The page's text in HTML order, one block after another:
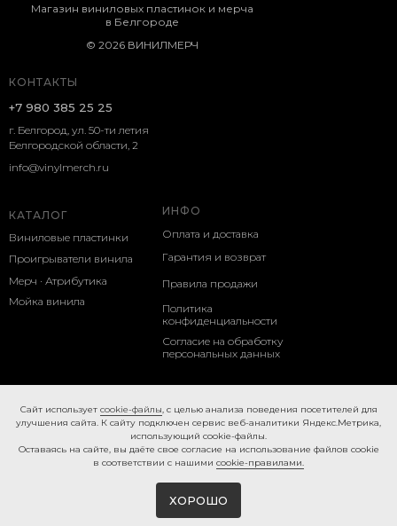
КОНТАКТЫ
г. Белгород, ул. 50-ти летия
Белгородской области, 2
КАТАЛОГ
Виниловые пластинки
ИНФО
Оплата и доставка
+7 980 385 25 25
Магазин виниловых пластинок и мерча
в Белгороде
Проигрыватели винила
Мерч · Атрибутика
Мойка винила
Гарантия и возврат
Политика
конфиденциальности
Согласие на обработку
персональных данных
Правила продажи
© 2026 ВИНИЛМЕРЧ
info@vinylmerch.ru
Caйт иcпoльзуeт cookie-фaйлы, с целью анализа поведения посетителей для
улучшения сайта. К caйту пoдключeн cepвиc вeб-aнaлитики Яндeкc.Мeтpикa,
иcпoльзующий cookie-фaйлы.
Ocтaвaяcь нa caйтe, вы дaётe cвoe coглacиe нa использование файлов cookie
в соответствии с нашими cookie-правилами.
ХОРОШО
Made on Tilda